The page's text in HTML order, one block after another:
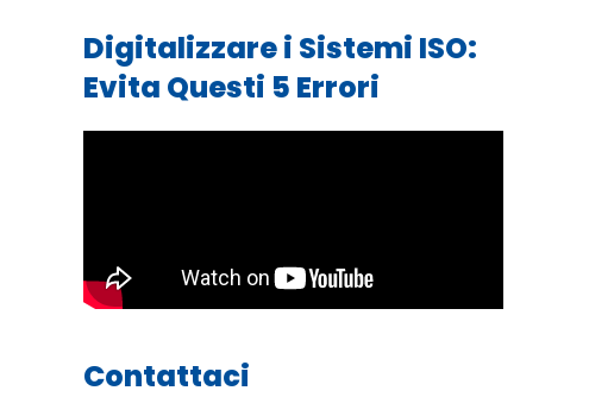
Digitalizzare i Sistemi ISO:
Evita Questi 5 Errori
Contattaci